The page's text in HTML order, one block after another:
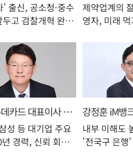
' 출신, 공소청·중수
두고 검찰개혁 완수
표이사 사장
제약업계의
영자, 미래
카드 대표이사 사
성 등 대기업 주요
경력, 신뢰 회복
강정훈 iM뱅
내부 이해도
'전국구 은행